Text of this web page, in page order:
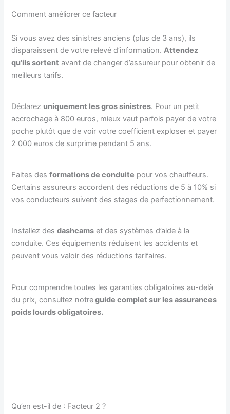
Comment améliorer ce facteur
Si vous avez des sinistres anciens (plus de 3 ans), ils
disparaissent de votre relevé d’information.Attendez
qu’ils sortent avant de changer d’assureur pour obtenir de
meilleurs tarifs.
Déclarez uniquement les gros sinistres. Pour un petit
accrochage à 800 euros, mieux vaut parfois payer de votre
poche plutôt que de voir votre coefficient exploser et payer
2 000 euros de surprime pendant 5 ans.
Faites desformations de conduite pour vos chauffeurs.
Certains assureurs accordent des réductions de 5 à 10% si
vos conducteurs suivent des stages de perfectionnement.
Installez desdashcams et des systèmes d’aide à la
conduite. Ces équipements réduisent les accidents et
peuvent vous valoir des réductions tarifaires.
Pour comprendre toutes les garanties obligatoires au-delà
du prix, consultez notreguide complet sur les assurances
poids lourds obligatoires.
Qu’en est-il de : Facteur 2 ?